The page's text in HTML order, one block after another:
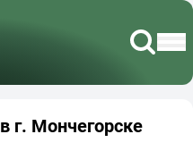
г. Мончегорске